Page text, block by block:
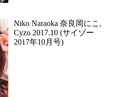
Niko Naraoka 奈良岡にこ,
Cyzo 2017.10 (サイゾー
2017年10月号)